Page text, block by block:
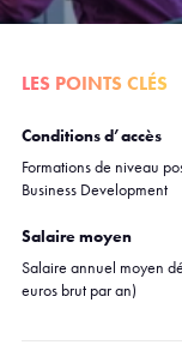
LES POINTS CLÉS
Conditions d’accès
Formations de niveau
Business Development
Salaire moyen
Salaire annuel moyen
euros brut par an)